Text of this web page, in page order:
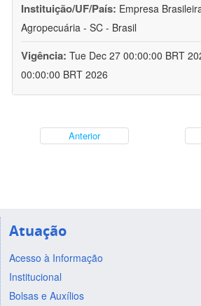
Instituição/UF/País: Empresa
Agropecuária - SC - Brasil
Vigência: Tue Dec 27 00:00:00 BRT
00:00:00 BRT 2026
Anterior
Atuação
Acesso à Informação
Institucional
Bolsas e Auxílios